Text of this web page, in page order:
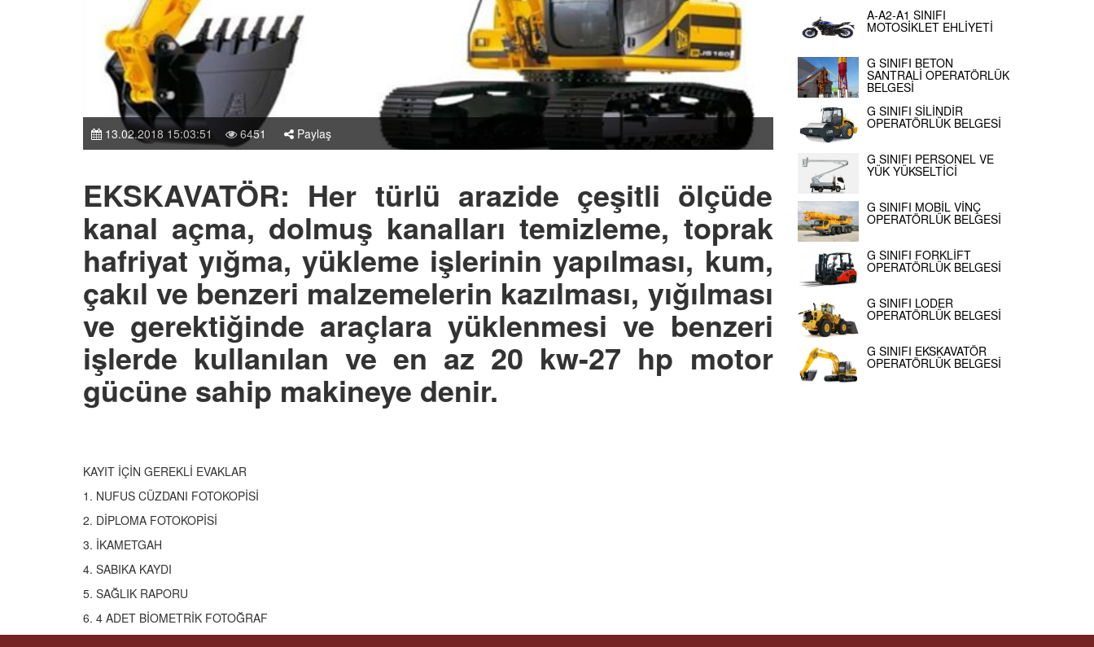
13.02.2018 15:03:51 6451 Paylaş
EKSKAVATÖR: Her türlü arazide çeşitli ölçüde
kanal açma, dolmuş kanalları temizleme, toprak
hafriyat yığma, yükleme işlerinin yapılması, kum,
çakıl ve benzeri malzemelerin kazılması, yığılması
ve gerektiğinde araçlara yüklenmesi ve benzeri
işlerde kullanılan ve en az 20 kw-27 hp motor
gücüne sahip makineye denir.
KAYIT İÇİN GEREKLİ EVAKLAR
1. NUFUS CÜZDANI FOTOKOPİSİ
2. DİPLOMA FOTOKOPİSİ
3. İKAMETGAH
4. SABIKA KAYDI
5. SAĞLIK RAPORU
6. 4 ADET BİOMETRİK FOTOĞRAF
A-A2-A1 SINIFI
MOTOSİKLET EHLİYETİ
G SINIFI BETON
SANTRALİ OPERATÖRLÜK
BELGESİ
G SINIFI SİLİNDİR
OPERATÖRLÜK BELGESİ
G SINIFI PERSONEL VE
YÜK YÜKSELTİCİ
G SINIFI MOBİL VİNÇ
OPERATÖRLÜK BELGESİ
G SINIFI FORKLİFT
OPERATÖRLÜK BELGESİ
G SINIFI LODER
OPERATÖRLÜK BELGESİ
G SINIFI EKSKAVATÖR
OPERATÖRLÜK BELGESİ